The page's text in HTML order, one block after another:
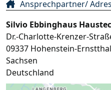
Ansprechpartner/
Silvio Ebbinghaus
Dr.-Charlotte-Krenzer-
09337 Hohenstein-Ernstthal
Sachsen
Deutschland